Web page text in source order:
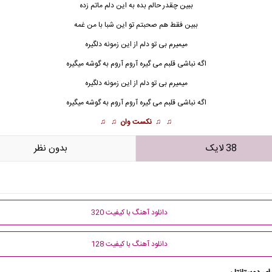
ببین چقدر حالم بده به این دلم ماتم زده
ببین فقط هم صحبتم تو این شبا با من غمه
میمیرم بی تو دلم از این زمونه دلگیره
اگه نباشی قلبم می گیره آروم آروم به گوشه میگیره
میمیرم بی تو دلم از این زمونه دلگیره
اگه نباشی قلبم می گیره آروم آروم به گوشه میگیره
♫ ♫ نکست وان ♫ ♫
38 لایک بدون نظر
دانلود آهنگ با کیفیت 320
دانلود آهنگ با کیفیت 128